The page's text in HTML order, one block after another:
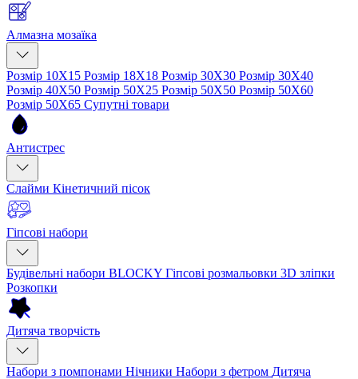
Алмазна мозаїка
Розмір 10Х15 Розмір 18Х18 Розмір 30Х30 Розмір 30Х40
Розмір 40Х50 Розмір 50Х25 Розмір 50Х50 Розмір 50Х60
Розмір 50Х65 Супутні товари
Антистрес
Слайми Кінетичний пісок
Гіпсові набори
Будівельні набори BLOCKY Гіпсові розмальовки 3D зліпки
Розкопки
Дитяча творчість
Набори з помпонами Нічники Набори з фетром Дитяча